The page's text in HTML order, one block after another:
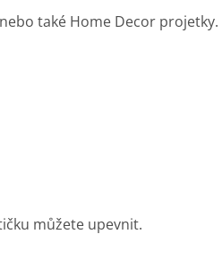
také Home Decor
můžete upevnit.